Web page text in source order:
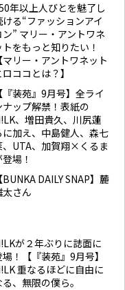
年以上人びとを魅了し
ける“ファッションアイ
ン” マリー・アントワネ
トをもっと知りたい！
【マリー・アントワネット
ロココとは？】
【『装苑』9月号】全ライ
ナップ解禁！表紙の
、増田貴久、川尻蓮
に加え、中島健人、森七
、UTA、加賀翔×くるま
場！
【BUNKA DAILY SNAP】麓
太さん
が２年ぶりに誌面に
！【『装苑』9月号】
重なるほどに自由に
る、無限の僕ら。